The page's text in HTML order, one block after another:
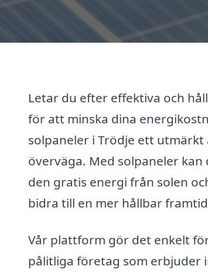
Letar du efter effektiva och
för att minska dina
solpaneler i Trödje ett
överväga. Med solpaneler
den gratis energi från solen
bidra till en mer hållbar
Vår plattform gör det enkelt
pålitliga företag som erbjuder